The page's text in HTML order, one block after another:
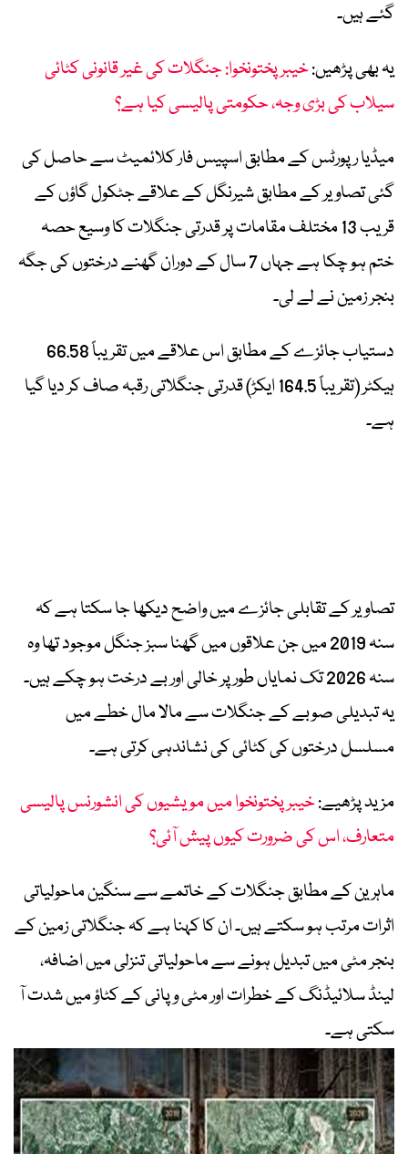
گئے ہیں۔
یہ بھی پڑھیں:خیبرپختونخوا: جنگلات کی غیر قانونی کٹائی
سیلاب کی بڑی وجہ، حکومتی پالیسی کیا ہے؟
میڈیا رپورٹس کے مطابق اسپیس فار کلائمیٹ سے حاصل کی
گئی تصاویر کے مطابق شیرنگل کے علاقے جٹکول گاؤں کے
قریب 13 مختلف مقامات پر قدرتی جنگلات کا وسیع حصہ
ختم ہو چکا ہے جہاں 7 سال کے دوران گھنے درختوں کی جگہ
بنجر زمین نے لے لی۔
دستیاب جائزے کے مطابق اس علاقے میں تقریباً 66.58
ہیکٹر (تقریباً 164.5 ایکڑ) قدرتی جنگلاتی رقبہ صاف کر دیا گیا
ہے۔
تصاویر کے تقابلی جائزے میں واضح دیکھا جا سکتا ہے کہ
سنہ 2019 میں جن علاقوں میں گھنا سبز جنگل موجود تھا وہ
سنہ 2026 تک نمایاں طور پر خالی اور بے درخت ہو چکے ہیں۔
یہ تبدیلی صوبے کے جنگلات سے مالا مال خطے میں
مسلسل درختوں کی کٹائی کی نشاندہی کرتی ہے۔
مزید پڑھیے:خیبرپختونخوا میں مویشیوں کی انشورنس پالیسی
متعارف، اس کی ضرورت کیوں پیش آئی؟
ماہرین کے مطابق جنگلات کے خاتمے سے سنگین ماحولیاتی
اثرات مرتب ہو سکتے ہیں۔ ان کا کہنا ہے کہ جنگلاتی زمین کے
بنجر مٹی میں تبدیل ہونے سے ماحولیاتی تنزلی میں اضافہ،
لینڈ سلائیڈنگ کے خطرات اور مٹی و پانی کے کٹاؤ میں شدت آ
سکتی ہے۔